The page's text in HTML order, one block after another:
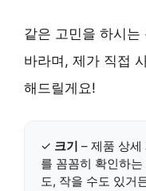
같은 고민을 하시는
바라며, 제가 직접
해드릴게요!
✓ 크기 – 제품 상세
를 꼼꼼히 확인하
도, 작을 수도 있거